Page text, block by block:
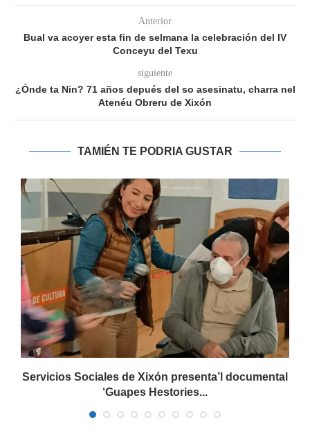
Anterior
Bual va acoyer esta fin de selmana la celebración del IV
Conceyu del Texu
siguiente
¿Ónde ta Nin? 71 años depués del so asesinatu, charra nel
Atenéu Obreru de Xixón
TAMIÉN TE PODRIA GUSTAR
Servicios Sociales de Xixón presenta’l documental
‘Guapes Hestories...